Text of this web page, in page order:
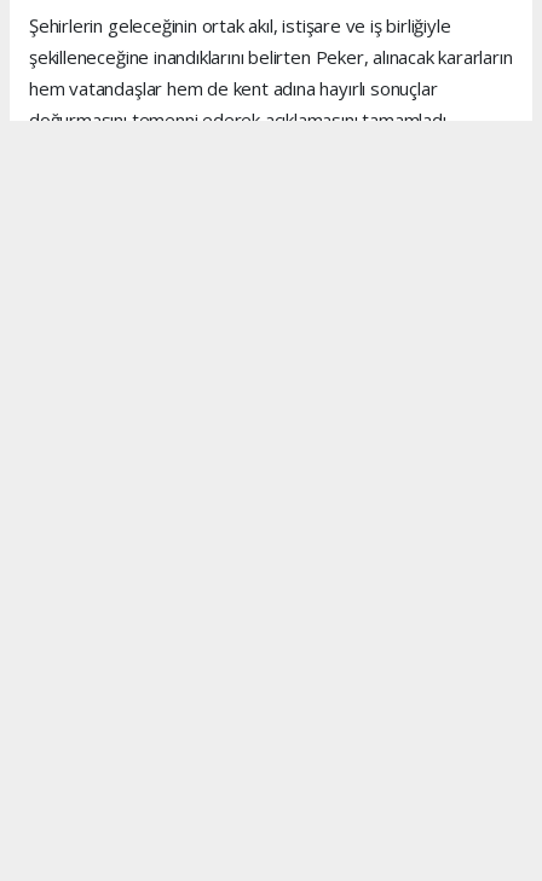
Şehirlerin geleceğinin ortak akıl, istişare ve iş birliğiyle
şekilleneceğine inandıklarını belirten Peker, alınacak kararların
hem vatandaşlar hem de kent adına hayırlı sonuçlar
doğurmasını temenni ederek açıklamasını tamamladı.